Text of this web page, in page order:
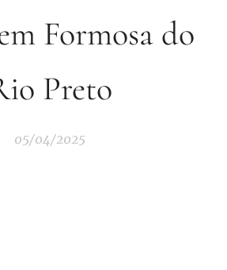
Formosa do
Preto
05/04/2025